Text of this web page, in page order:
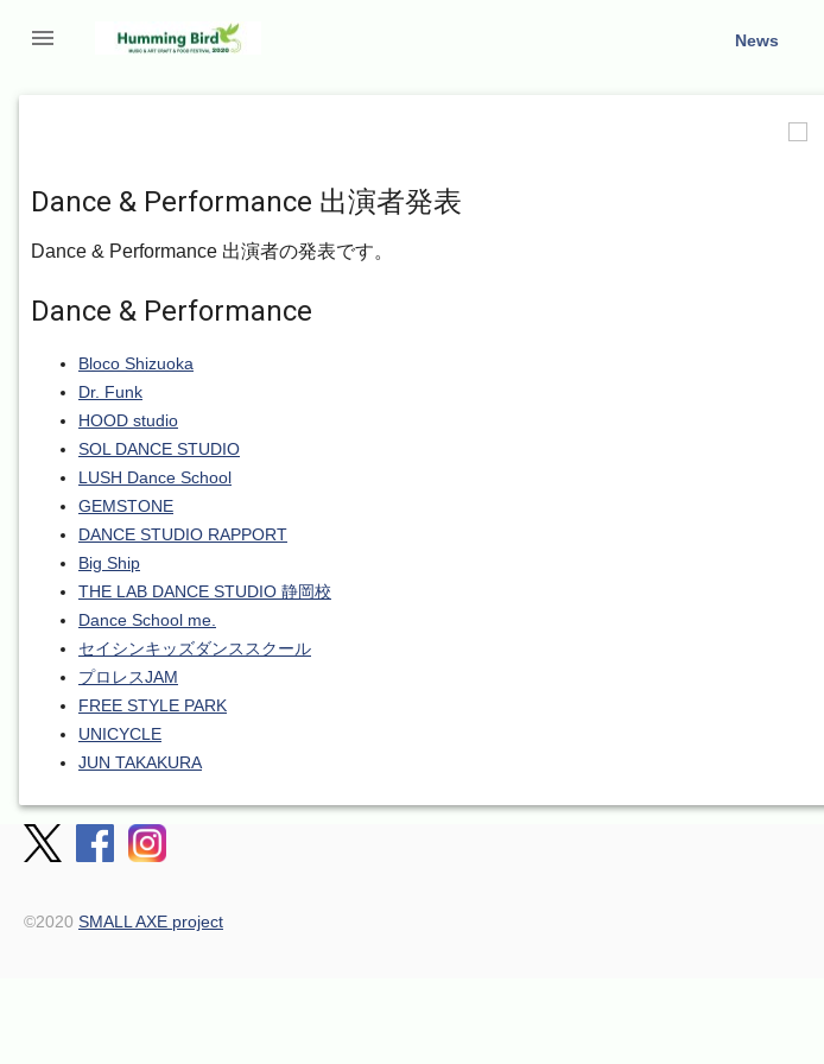
 News
Dance & Performance 出演者発表
Dance & Performance 出演者の発表です。
Dance & Performance
Bloco Shizuoka
Dr. Funk
HOOD studio
SOL DANCE STUDIO
LUSH Dance School
GEMSTONE
DANCE STUDIO RAPPORT
Big Ship
THE LAB DANCE STUDIO 静岡校
Dance School me.
セイシンキッズダンススクール
プロレスJAM
FREE STYLE PARK
UNICYCLE
JUN TAKAKURA
©2020 SMALL AXE project